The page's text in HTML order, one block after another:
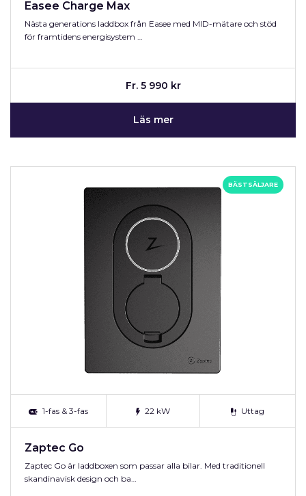
Easee Charge Max
Nästa generations laddbox från Easee med MID-mätare och stöd
för framtidens energisystem …
Fr. 5 990 kr
Läs mer
BÄSTSÄLJARE
1-fas & 3-fas 22 kW Uttag
Zaptec Go
Zaptec Go är laddboxen som passar alla bilar. Med traditionell
skandinavisk design och ba…